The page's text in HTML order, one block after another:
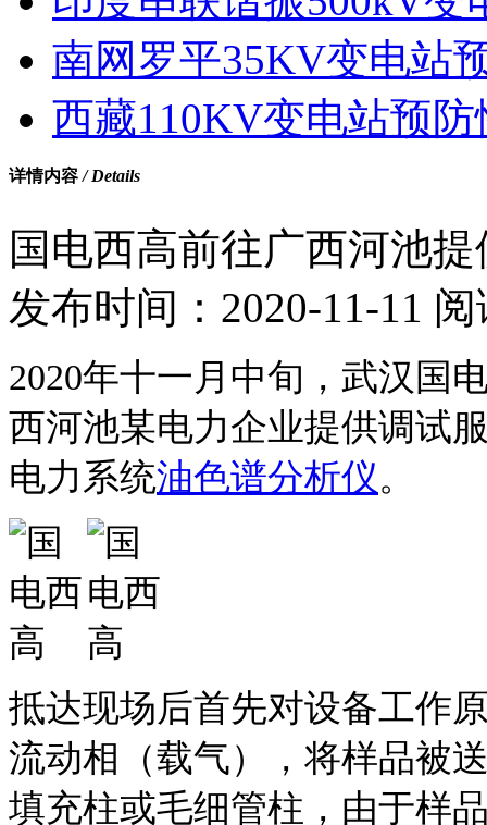
南网罗平35KV变电站
西藏110KV变电站预防
详情内容/ Details
国电西高前往广西河池
发布时间： 2020-11-11
2020年十一月中旬，武汉国
西河池某电力企业提供调试
电力系统油色谱分析仪。
抵达现场后首先对设备工作
流动相（载气），将样品被
填充柱或毛细管柱，由于样